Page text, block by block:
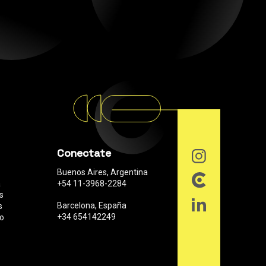
Conectate
Buenos Aires, Argentina
+54 11-3968-2284
Barcelona, España
+34 654142249